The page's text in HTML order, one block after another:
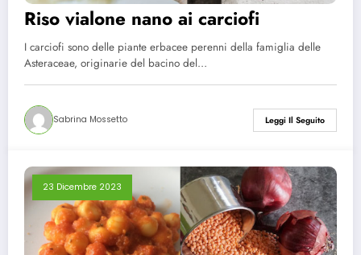
Riso vialone nano ai carciofi
I carciofi sono delle piante erbacee perenni della famiglia delle
Asteraceae, originarie del bacino del…
Sabrina Mossetto Leggi Il Seguito
23 Dicembre 2023